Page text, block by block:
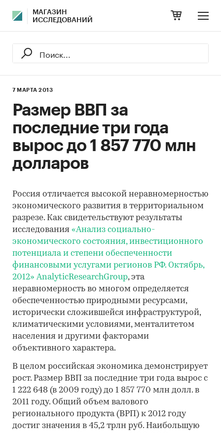
МАГАЗИН
ИССЛЕДОВАНИЙ
7 МАРТА 2013
Размер ВВП за
последние три года
вырос до 1 857 770 млн
долларов
Россия отличается высокой неравномерностью
экономического развития в территориальном
разрезе. Как свидетельствуют результаты
исследования «Анализ социально-
экономического состояния, инвестиционного
потенциала и степени обеспеченности
финансовыми услугами регионов РФ. Октябрь,
2012» AnalyticResearchGroup, эта
неравномерность во многом определяется
обеспеченностью природными ресурсами,
исторически сложившейся инфраструктурой,
климатическими условиями, менталитетом
населения и другими факторами
объективного характера.
В целом российская экономика демонстрирует
рост. Размер ВВП за последние три года вырос с
1 222 648 (в 2009 году) до 1 857 770 млн долл. в
2011 году. Общий объем валового
регионального продукта (ВРП) к 2012 году
достиг значения в 45,2 трлн руб. Наибольшую